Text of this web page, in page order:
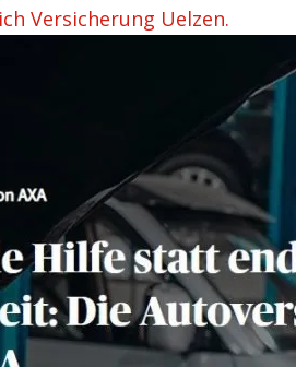
Versicherung Uelzen.